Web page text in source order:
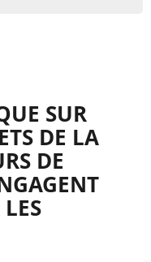
SUR
DE LA
DE